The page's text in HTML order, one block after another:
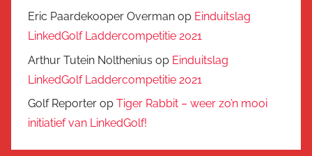
Eric Paardekooper Overman op Einduitslag
LinkedGolf Laddercompetitie 2021
Arthur Tutein Nolthenius op Einduitslag
LinkedGolf Laddercompetitie 2021
Golf Reporter op Tiger Rabbit – weer zo’n mooi
initiatief van LinkedGolf!